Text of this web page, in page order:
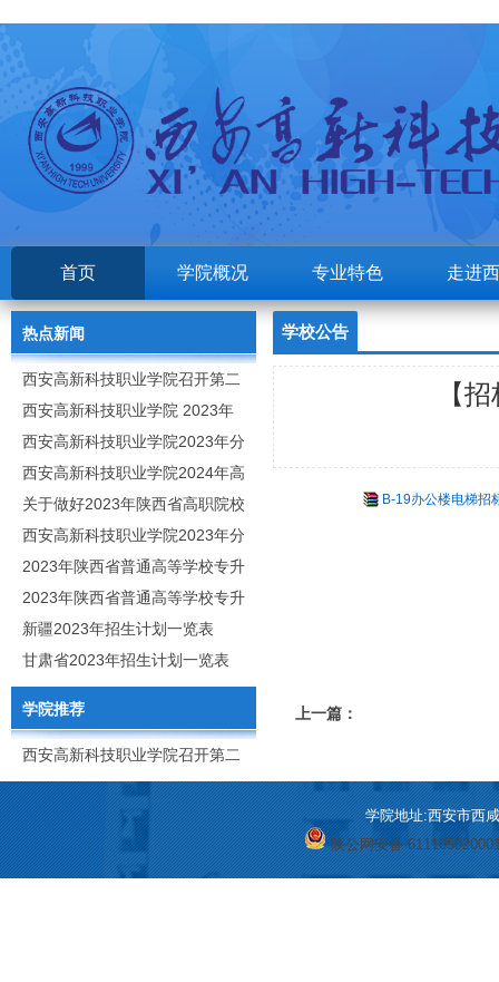
首页 学院概况 专业特色 走进
热点新闻
西安高新科技职业学院召开第二
次党代会
西安高新科技职业学院 2023年
高职分类考试招生章程
西安高新科技职业学院2023年分
类招生专业及计划
西安高新科技职业学院2024年高
职分类招生章程
关于做好2023年陕西省高职院校
分类考试工作的通知
西安高新科技职业学院2023年分
类考试招生简章
2023年陕西省普通高等学校专升
本招生专业目录
2023年陕西省普通高等学校专升
本招生专业课考核科目
新疆2023年招生计划一览表
甘肃省2023年招生计划一览表
学院推荐
西安高新科技职业学院召开第二
次党代会
学校公告
【
B-19办公楼电梯招
上一篇：
学院地址:西安市西
陕公网安备